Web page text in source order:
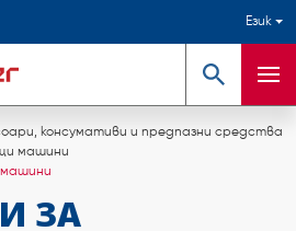
Език
Търсене
консумативи и предпазни средства
машини
ЗА